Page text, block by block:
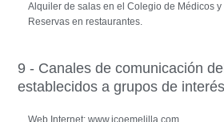
Alquiler de salas en el Colegio de Médicos
Reservas en restaurantes.
9 - Canales de comunicación
establecidos a grupos de